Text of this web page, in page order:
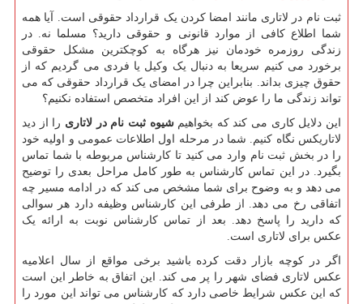
ثبت نام در لاتاری مانند امضا کردن یک قرارداد حقوقی است. آیا همه
شما اطلاع کافی از موارد قانونی و حقوقی دارید؟ مسلما نه. در
زندگی روزمره خودمان نیز هرگاه به کوچکترین مشکل حقوقی
برخورد می کنیم سریعا به دنبال یک وکیل یا فردی می گردیم که از
حقوق چیزی بداند. بنابراین چرا در امضای یک قرارداد حقوقی که می
تواند زندگی ما را عوض کند از این افراد متخصص استفاده نکنیم؟
این دلایل کاری می کند که بخواهیمشیوه ثبت نام در لاتاری را از دید
لاتاریکس نگاه کنیم. شما در مرحله اول اطلاعات عمومی و اولیه خود
را در بخش ثبت نام وارد می کنید تا کارشناس مربوطه با شما تماس
بگیرد. در این تماس کارشناس به طور کامل مراحل بعدی را توضیح
می دهد و به وضوح برای شما مشخص می کند که در ادامه مسیر چه
اتفاقی رخ می دهد. از طرفی این کارشناس وظیفه دارد هر سوالی
که دارید را پاسخ دهد. بعد از تماس کارشناس نوبت به ارائه یک
عکس برای لاتاری است.
اگر در کوچه بازار دقت کرده باشید برخی مواقع از سال اعلامیه
عکس لاتاری فضای شهر را پر می کند. این اتفاق به خاطر این است
که این عکس شرایط خاصی دارد که کارشناس می تواند این مورد را